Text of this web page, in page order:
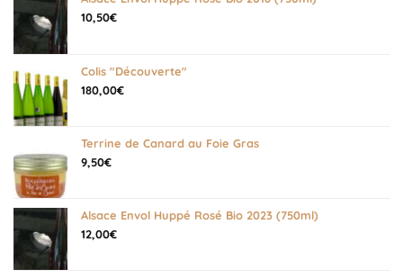
10,50€
Colis "Découverte"
180,00€
Terrine de Canard au Foie Gras
9,50€
Alsace Envol Huppé Rosé Bio 2023 (750ml)
12,00€